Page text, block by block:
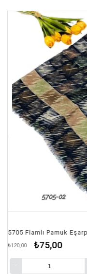
Pamuk Eşarp
₺75,00